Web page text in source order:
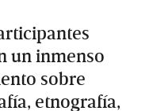
un inmenso
sobre
etnografía,